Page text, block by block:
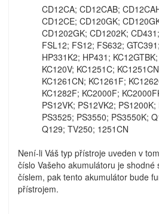
CD12CA; CD12CAB;
CD12CE; CD120GK;
CD1202GK; CD1202K;
FSL12; FS12; FS632;
HP331K2; HP431;
KC120V; KC1251C;
KC1261CN; KC1261F;
KC1282F; KC2000F;
PS12VK; PS12VK2;
PS3525; PS3550; PS3550K;
Q129; TV250; 1251CN
Není-li Váš typ přístroje uveden v
číslo Vašeho akumulátoru je shodné
číslem, pak tento akumulátor bude
přístrojem.